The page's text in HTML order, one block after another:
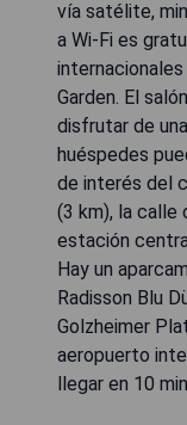
vía satélite,
a Wi-Fi es
Garden. El
disfrutar de
huéspedes
de interés del
(3 km), la calle
estación
Hay un
Radisson Blu
Golzheimer
aeropuerto
llegar en 10